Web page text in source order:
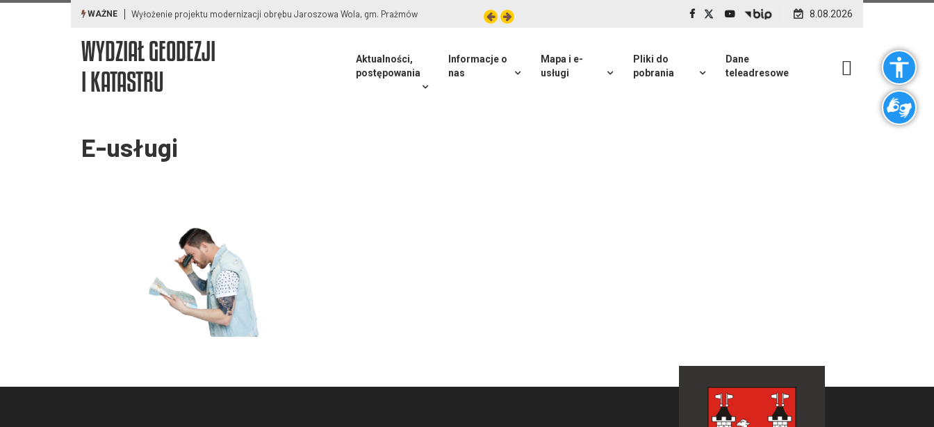
WAŻNE Wyłożenie projektu modernizacji obrębu Jaroszowa Wola, gm. Prażmów 8.08.2026
WYDZIAŁ GEODEZJI
I KATASTRU
Aktualności,
postępowania
Informacje o
nas
Mapa i e-
usługi
Pliki do
pobrania
Dane
teleadresowe
E-usługi